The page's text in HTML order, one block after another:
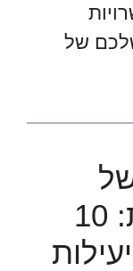
של
Chat GPT בעברית: 10